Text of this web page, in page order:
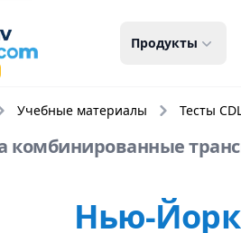
Продукты
Учебные материалы Тесты
комбинированные
Нью-Йорк